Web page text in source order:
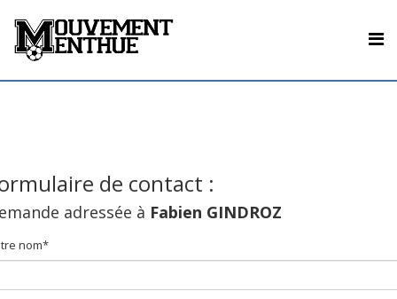
de contact :
adressée à Fabien GINDROZ
nom*